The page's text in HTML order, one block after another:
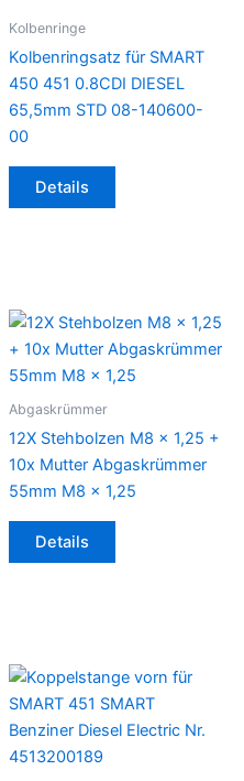
Kolbenringe
Kolbenringsatz für SMART
450 451 0.8CDI DIESEL
65,5mm STD 08-140600-
00
Details
Abgaskrümmer
12X Stehbolzen M8 x 1,25 +
10x Mutter Abgaskrümmer
55mm M8 x 1,25
Details